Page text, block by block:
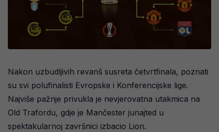
Nakon uzbudljivih revanš susreta četvrtfinala, poznati
su svi polufinalisti Evropske i Konferencijske lige.
Najviše pažnje privukla je nevjerovatna utakmica na
Old Trafordu, gdje je Mančester junajted u
spektakularnoj završnici izbacio Lion.